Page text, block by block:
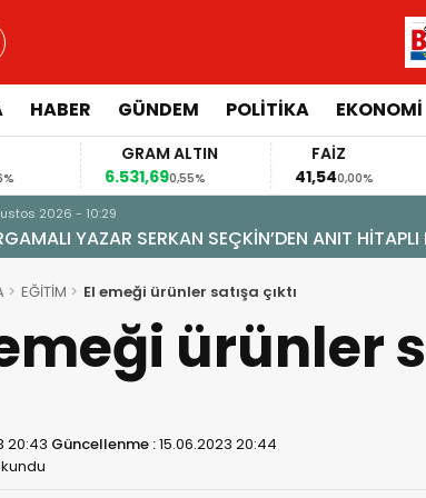
HABER GÜNDEM POLİTİKA EKONOMİ
GRAM ALTIN
6.531,690,55%
FAİZ
41,54
0,00%
2026 - 10:29
YAZAR SERKAN SEÇKİN’DEN ANIT HİTAPLI
EĞİTİM El emeği ürünler satışa çıktı
ürünler
20:43 Güncellenme :15.06.2023 20:44